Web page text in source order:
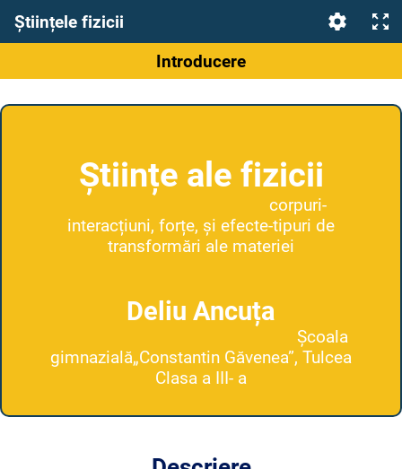
Științele fizicii
Introducere
Științe ale fizicii
corpuri-
interacțiuni, forțe, și efecte-tipuri de
transformări ale materiei
Deliu Ancuța
Școala
gimnazială„Constantin Găvenea”, Tulcea
Clasa a III- a